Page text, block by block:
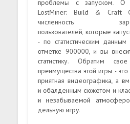
проблемы с запуском. О
LostMiner: Build & Craft
численность
пользователей, которые
- по статистическим данным
отметке 900000, и вы
статистику. Обратим
преимущества этой игры -
приятная видеографика, а
и обалденным сюжетом и
и незабываемой
дельную игру.